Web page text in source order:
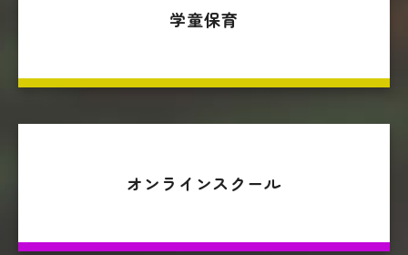
学童保育
オンラインスクール